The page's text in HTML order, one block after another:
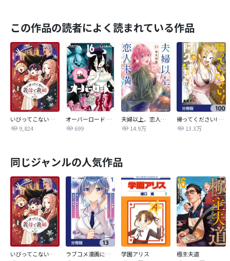
この作品の読者によく読まれている作品
いびってこない義母と義姉
9,824
オーバーロード 不死者のOh!
699
夫婦以上、恋人未満。【分冊版】
14.9万
帰ってください! 阿久津さん【分冊版】
13.3万
同じジャンルの人気作品
いびってこない義母と義姉
ラブコメ漫画に入ってしまったので、推しの負けヒロインを全力で幸せにする【分冊版】
学園アリス
極主夫道